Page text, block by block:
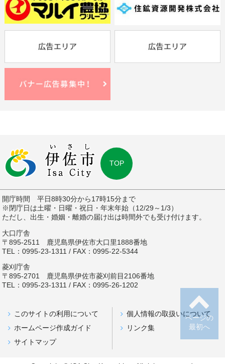
ページの
最初へ
TOP
開庁時間 平日8時30分から17時15分まで
※閉庁日は土曜・日曜・祝日・年末年始（12/29～1/3）
ただし、出生・婚姻・離婚の届け出は時間外でも受け付けます。
大口庁舎
〒895-2511 鹿児島県伊佐市大口里1888番地
TEL：0995-23-1311 / FAX：0995-22-5344
菱刈庁舎
〒895-2701 鹿児島県伊佐市菱刈前目2106番地
TEL：0995-23-1311 / FAX：0995-26-1202
このサイトの利用について
個人情報の取扱いについて
ホームページ作成ガイド
リンク集
サイトマップ